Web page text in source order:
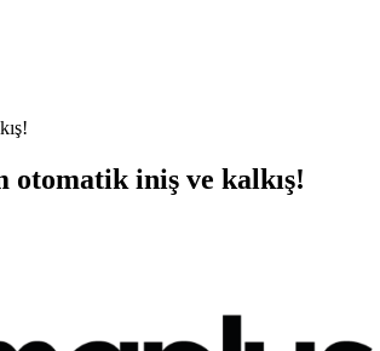
otomatik iniş ve kalkış!